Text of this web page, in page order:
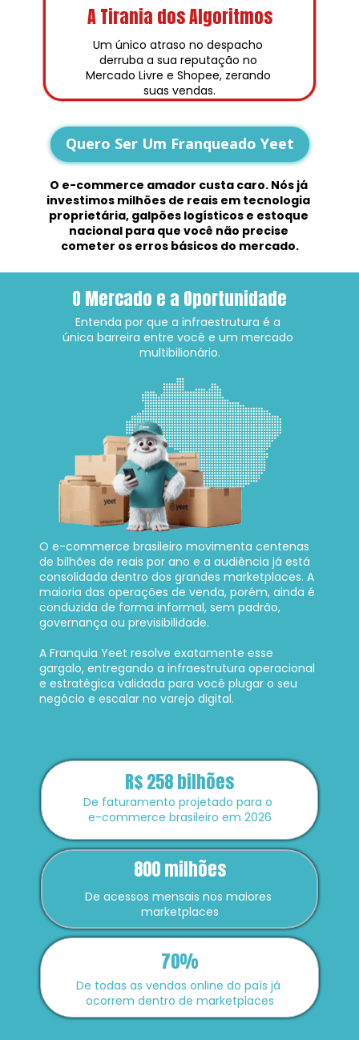
A Tirania dos Algoritmos
Um único atraso no despacho
derruba a sua reputação no
Mercado Livre e Shopee, zerando
suas vendas.
O e-commerce amador custa caro. Nós já
investimos milhões de reais em tecnologia
proprietária, galpões logísticos e estoque
nacional para que você não precise
cometer os erros básicos do mercado.
Quero Ser Um Franqueado Yeet
O Mercado e a Oportunidade
Entenda por que a infraestrutura é a
única barreira entre você e um mercado
multibilionário.
O e-commerce brasileiro movimenta centenas
de bilhões de reais por ano e a audiência já está
consolidada dentro dos grandes marketplaces. A
maioria das operações de venda, porém, ainda é
conduzida de forma informal, sem padrão,
governança ou previsibilidade.
A Franquia Yeet resolve exatamente esse
gargalo, entregando a infraestrutura operacional
e estratégica validada para você plugar o seu
negócio e escalar no varejo digital.
R$ 258 bilhões
800 milhões
70%
De faturamento projetado para o
e-commerce brasileiro em 2026
De todas as vendas online do país já
ocorrem dentro de marketplaces
De acessos mensais nos maiores
marketplaces